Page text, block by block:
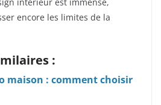
encore les limites de la
:
maison : comment choisir